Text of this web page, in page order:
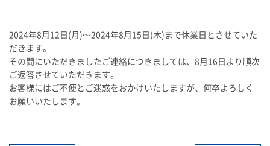
2024年8月12日(月)～2024年8月15日(木)まで休業日とさせていた
だきます。
その間にいただきましたご連絡につきましては、8月16日より順次
ご返答させていただきます。
お客様にはご不便とご迷惑をおかけいたしますが、何卒よろしく
お願いいたします。